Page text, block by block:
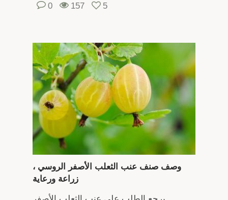
0 157 5
وصف صنف عنب الثعلب الأصفر الروسي ،
زراعة ورعاية